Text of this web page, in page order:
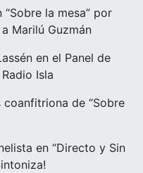
la mesa” por
Marilú Guzmán
en el Panel de
Isla
de “Sobre
en “Directo y Sin